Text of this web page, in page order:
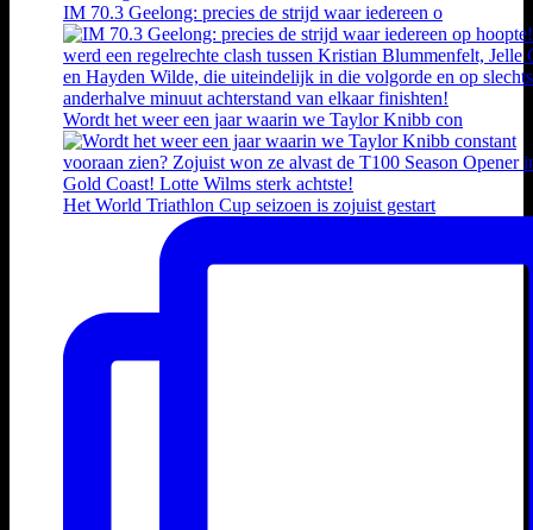
IM 70.3 Geelong: precies de strijd waar iedereen o
Wordt het weer een jaar waarin we Taylor Knibb con
Het World Triathlon Cup seizoen is zojuist gestart